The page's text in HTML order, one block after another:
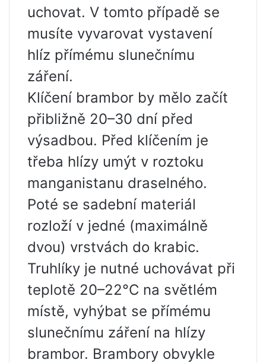
uchovat. V tomto případě se
musíte vyvarovat vystavení
hlíz přímému slunečnímu
záření.
Klíčení brambor by mělo začít
přibližně 20–30 dní před
výsadbou. Před klíčením je
třeba hlízy umýt v roztoku
manganistanu draselného.
Poté se sadební materiál
rozloží v jedné (maximálně
dvou) vrstvách do krabic.
Truhlíky je nutné uchovávat při
teplotě 20–22°C na světlém
místě, vyhýbat se přímému
slunečnímu záření na hlízy
brambor. Brambory obvykle